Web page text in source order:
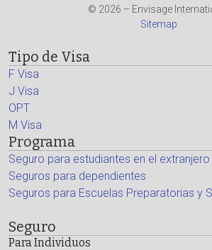
© 2026 – Envisage
Sitemap
Tipo de Visa
F Visa
J Visa
OPT
M Visa
Programa
Seguro para estudiantes en el extranjero
Seguros para dependientes
Seguros para Escuelas Preparatorias y
Seguro
Para Individuos